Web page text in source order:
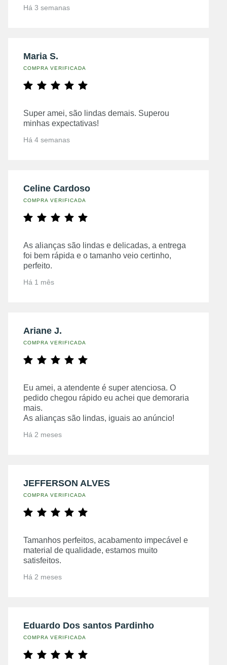
Há 3 semanas
Maria S.
COMPRA VERIFICADA
Super amei, são lindas demais. Superou
minhas expectativas!
Há 4 semanas
Celine Cardoso
COMPRA VERIFICADA
As alianças são lindas e delicadas, a entrega
foi bem rápida e o tamanho veio certinho,
perfeito.
Há 1 mês
Ariane J.
COMPRA VERIFICADA
Eu amei, a atendente é super atenciosa. O
pedido chegou rápido eu achei que demoraria
mais.
As alianças são lindas, iguais ao anúncio!
Há 2 meses
JEFFERSON ALVES
COMPRA VERIFICADA
Tamanhos perfeitos, acabamento impecável e
material de qualidade, estamos muito
satisfeitos.
Há 2 meses
Eduardo Dos santos Pardinho
COMPRA VERIFICADA